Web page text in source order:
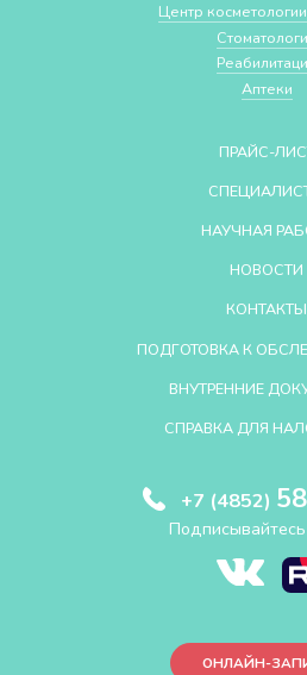
Центр
Аптеки
ПРАЙС-
НАУЧНАЯ
НОВОСТИ
КОНТАКТЫ
ПОДГОТОВКА К
ВНУТРЕННИЕ
СПРАВКА ДЛЯ
+7 (4852)
ОНЛАЙН-